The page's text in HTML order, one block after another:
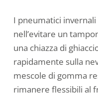
I pneumatici
nell’evitare un
una chiazza di
rapidamente sulla
mescole di gomma
rimanere flessibili al